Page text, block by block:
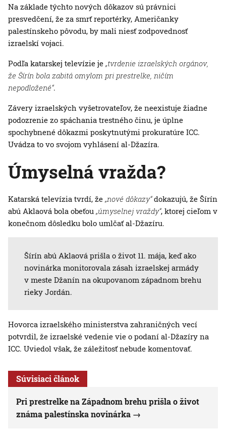
Na základe týchto nových dôkazov sú právnici
presvedčení, že za smrť reportérky, Američanky
palestínskeho pôvodu, by mali niesť zodpovednosť
izraelskí vojaci.
Podľa katarskej televízie je „tvrdenie izraelských orgánov,
že Šírín bola zabitá omylom pri prestrelke, ničím
nepodložené“.
Závery izraelských vyšetrovateľov, že neexistuje žiadne
podozrenie zo spáchania trestného činu, je úplne
spochybnené dôkazmi poskytnutými prokuratúre ICC.
Uvádza to vo svojom vyhlásení al-Džazíra.
Úmyselná vražda?
Katarská televízia tvrdí, že „nové dôkazy“dokazujú, že Šírín
abú Aklaová bola obeťou „úmyselnej vraždy“, ktorej cieľom v
konečnom dôsledku bolo umlčať al-Džazíru.
Šírín abú Aklaová prišla o život 11. mája, keď ako
novinárka monitorovala zásah izraelskej armády
v meste Džanín na okupovanom západnom brehu
rieky Jordán.
Hovorca izraelského ministerstva zahraničných vecí
potvrdil, že izraelské vedenie vie o podaní al-Džazíry na
ICC. Uviedol však, že záležitosť nebude komentovať.
Súvisiaci článok
Pri prestrelke na Západnom brehu prišla o život
známa palestínska novinárka